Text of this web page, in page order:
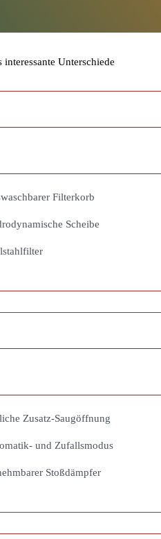
Unterschiede
Filterkorb
Scheibe
Zusatz-Saugöffnung
und Zufallsmodus
Stoßdämpfer